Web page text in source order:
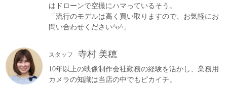
はドローンで空撮にハマっているそう。
「流行のモデルは高く買い取りますので、お気軽にお
問い合わせください^o^」
スタッフ 寺村 美穂
10年以上の映像制作会社勤務の経験を活かし、業務用
カメラの知識は当店の中でもピカイチ。